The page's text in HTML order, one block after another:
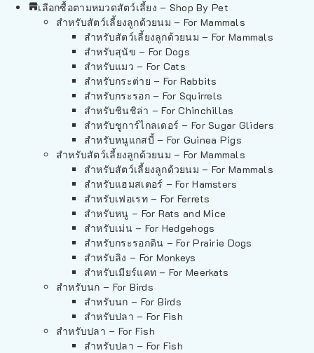
เลือกซื้อตามหมวดสัตว์เลี้ยง – Shop By Pet
สำหรับสัตว์เลี้ยงลูกด้วยนม – For Mammals
สำหรับสัตว์เลี้ยงลูกด้วยนม – For Mammals
สำหรับสุนัข – For Dogs
สำหรับแมว – For Cats
สำหรับกระต่าย – For Rabbits
สำหรับกระรอก – For Squirrels
สำหรับชินชิล่า – For Chinchillas
สำหรับชูการ์ไกลเดอร์ – For Sugar Gliders
สำหรับหนูแกสบี้ – For Guinea Pigs
สำหรับสัตว์เลี้ยงลูกด้วยนม – For Mammals
สำหรับสัตว์เลี้ยงลูกด้วยนม – For Mammals
สำหรับแฮมสเตอร์ – For Hamsters
สำหรับเฟอเรท – For Ferrets
สำหรับหนู – For Rats and Mice
สำหรับเม่น – For Hedgehogs
สำหรับกระรอกดิน – For Prairie Dogs
สำหรับลิง – For Monkeys
สำหรับเมียร์แคท – For Meerkats
สำหรับนก – For Birds
สำหรับนก – For Birds
สำหรับปลา – For Fish
สำหรับปลา – For Fish
สำหรับปลา – For Fish